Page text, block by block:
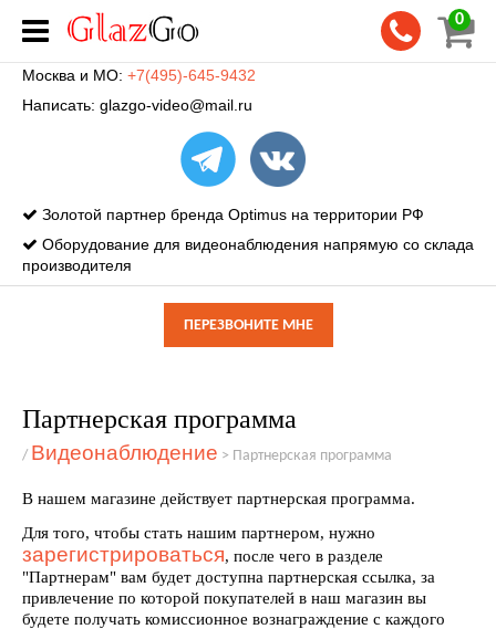
0
Москва и МО: +7(495)-645-9432
Написать: glazgo-video@mail.ru
Золотой партнер бренда Optimus на территории РФ
Оборудование для видеонаблюдения напрямую со склада
производителя
ПЕРЕЗВОНИТЕ МНЕ
Партнерская программа
/ Видеонаблюдение > Партнерская программа
В нашем магазине действует партнерская программа.
Для того, чтобы стать нашим партнером, нужно
зарегистрироваться, после чего в разделе
"Партнерам" вам будет доступна партнерская ссылка, за
привлечение по которой покупателей в наш магазин вы
будете получать комиссионное вознаграждение с каждого